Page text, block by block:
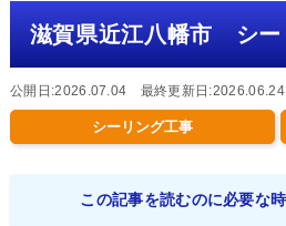
滋賀県近江八幡市 シー
公開日:2026.07.04 最終更新日:2026.06.24
シーリング工事
この記事を読むのに必要な